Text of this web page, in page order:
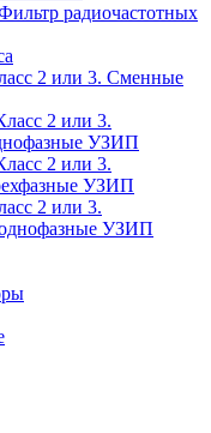
радиочастотных
2 или 3. Сменные
2 или 3.
УЗИП
2 или 3.
УЗИП
2 или 3.
УЗИП